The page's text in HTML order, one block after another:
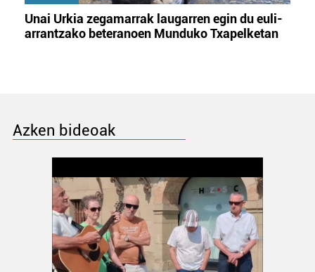
Unai Urkia zegamarrak laugarren egin du euli-
arrantzako beteranoen Munduko Txapelketan
Azken bideoak